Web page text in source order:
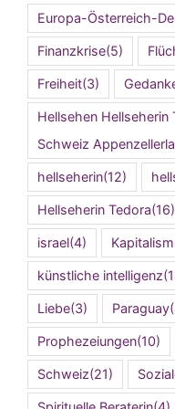
Europa-Österreich-
Finanzkrise(5)
Freiheit(3)
Hellsehen
Schweiz
hellseherin(12)
Hellseherin Tedora(16)
israel(4)
künstliche intelligenz
Liebe(3) Paraguay
Prophezeiungen(10)
Schweiz(21)